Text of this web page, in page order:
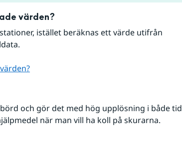
värden?
istället beräknas ett värde utifrån
och gör det med hög upplösning i både tid
när man vill ha koll på skurarna.